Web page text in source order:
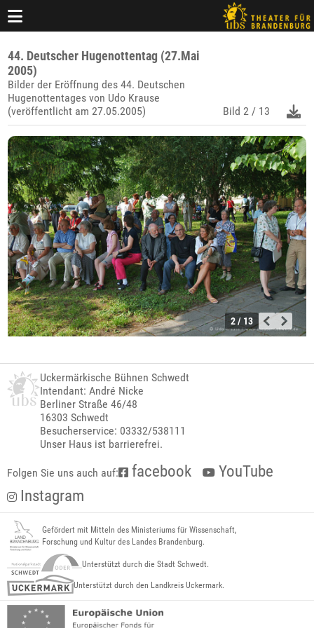
44. Deutscher Hugenottentag (27.Mai
2005)
Bilder der Eröffnung des 44. Deutschen
Hugenottentages von Udo Krause
(veröffentlicht am 27.05.2005)
Bild 2 / 13
2 / 13
Uckermärkische Bühnen Schwedt
Intendant: André Nicke
Berliner Straße 46/48
16303 Schwedt
Besucherservice: 03332/538111
Unser Haus ist barrierefrei.
Folgen Sie uns auch auf: facebook
YouTube
Instagram
Gefördert mit Mitteln des Ministeriums für Wissenschaft,
Forschung und Kultur des Landes Brandenburg.
Unterstützt durch die Stadt Schwedt.
Unterstützt durch den Landkreis Uckermark.